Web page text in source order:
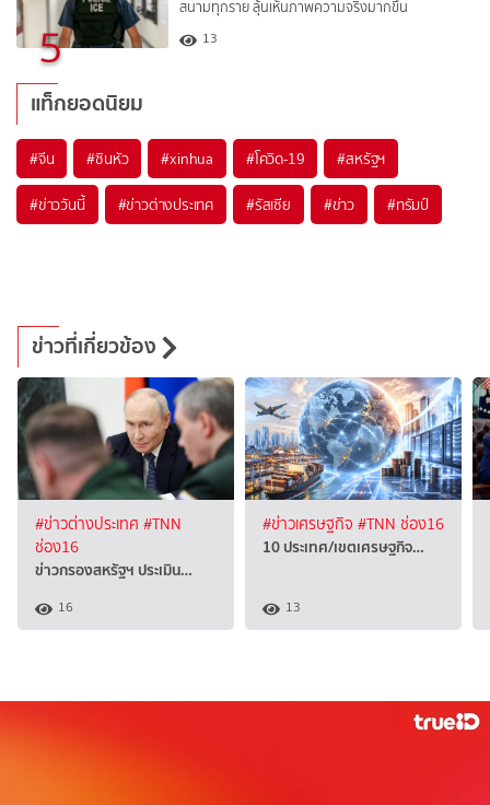
5
สนามทุกราย ลุ้นเห็นภาพความจริงมากขึ้น
13
แท็กยอดนิยม
#จีน #ซินหัว #xinhua #โควิด-19 #สหรัฐฯ
#ข่าววันนี้ #ข่าวต่างประเทศ #รัสเซีย #ข่าว #ทรัมป์
ข่าวที่เกี่ยวข้อง
#ข่าวต่างประเทศ #TNN
ช่อง16
ข่าวกรองสหรัฐฯ ประเมิน…
16
#ข่าวเศรษฐกิจ #TNN ช่อง16
10 ประเทศ/เขตเศรษฐกิจ…
13